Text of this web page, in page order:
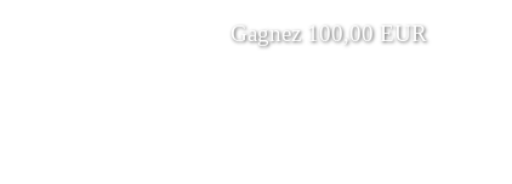
Gagnez 100,00 EUR
un Jeu Super Smash